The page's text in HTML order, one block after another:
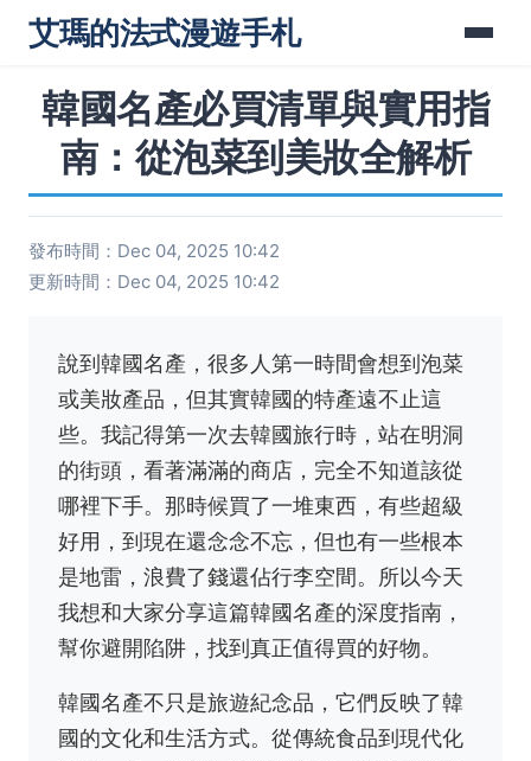
艾瑪的法式漫遊手札
韓國名產必買清單與實用指
南：從泡菜到美妝全解析
發布時間：Dec 04, 2025 10:42
更新時間：Dec 04, 2025 10:42
說到韓國名產，很多人第一時間會想到泡菜
或美妝產品，但其實韓國的特產遠不止這
些。我記得第一次去韓國旅行時，站在明洞
的街頭，看著滿滿的商店，完全不知道該從
哪裡下手。那時候買了一堆東西，有些超級
好用，到現在還念念不忘，但也有一些根本
是地雷，浪費了錢還佔行李空間。所以今天
我想和大家分享這篇韓國名產的深度指南，
幫你避開陷阱，找到真正值得買的好物。
韓國名產不只是旅遊紀念品，它們反映了韓
國的文化和生活方式。從傳統食品到現代化